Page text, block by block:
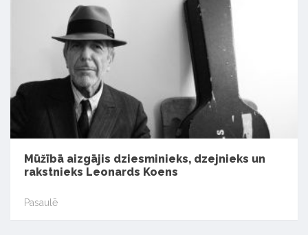
Mūžībā aizgājis dziesminieks, dzejnieks un
rakstnieks Leonards Koens
Pasaulē